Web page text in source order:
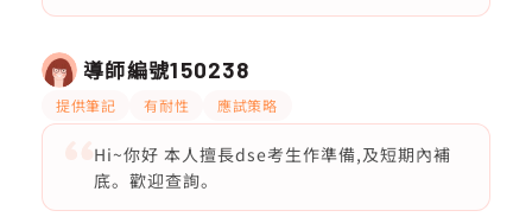
導師編號150238
提供筆記 有耐性 應試策略
Hi~你好 本人擅長dse考生作準備,及短期內補
底。歡迎查詢。